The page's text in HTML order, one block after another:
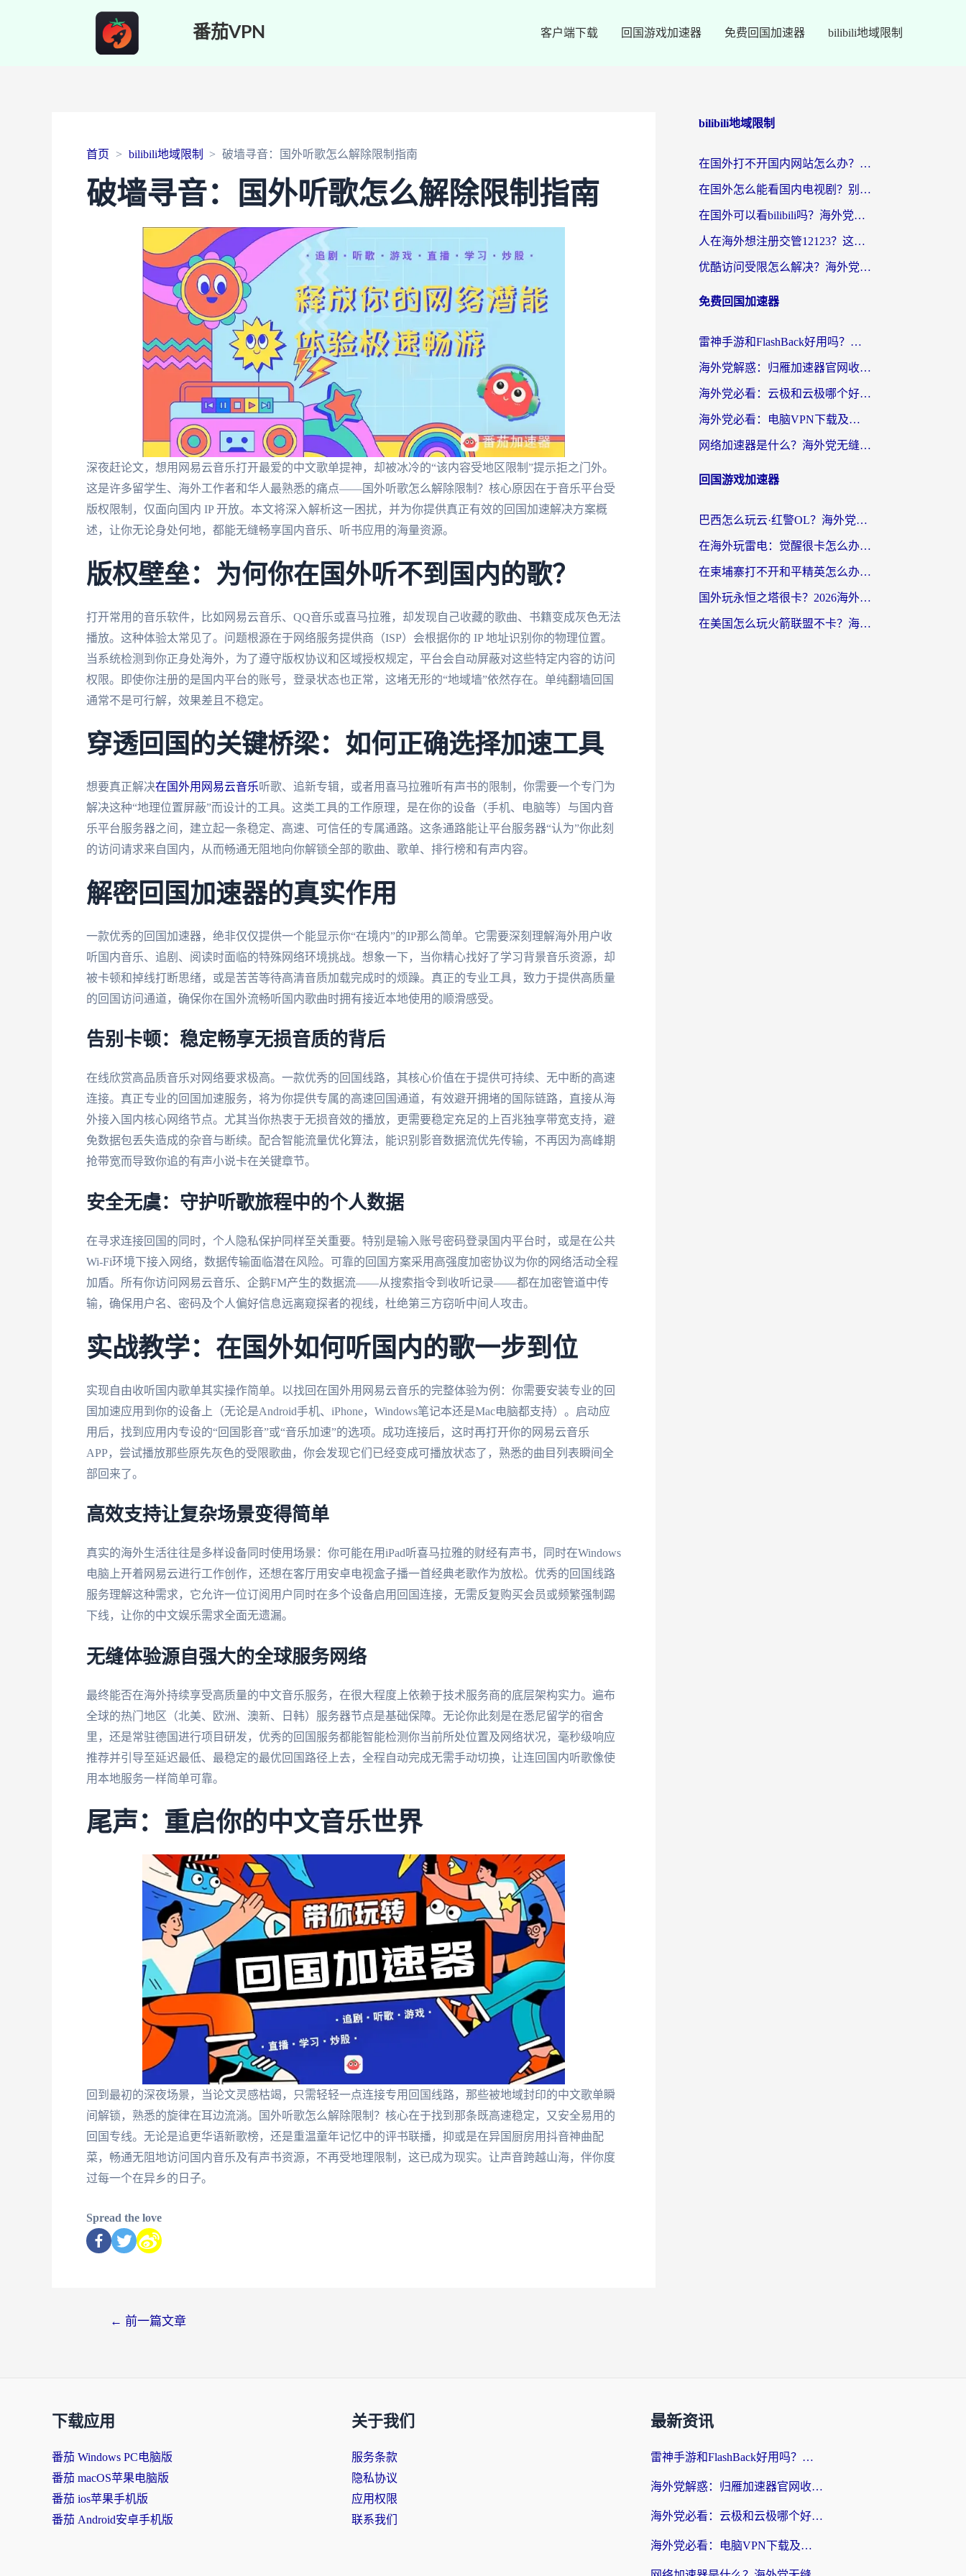
番茄VPN 客户端下载 回国游戏加速器 免费回国加速器 bilibili地域限制
首页 bilibili地域限制 破墙寻音：国外听歌怎么解除限制指南
破墙寻音：国外听歌怎么解除限制指南
深夜赶论文，想用网易云音乐打开最爱的中文歌单提神，却被冰冷的“该内容受地区限制”提示拒之门外。
这是许多留学生、海外工作者和华人最熟悉的痛点——国外听歌怎么解除限制？核心原因在于音乐平台受
版权限制，仅面向国内 IP 开放。本文将深入解析这一困扰，并为你提供真正有效的回国加速解决方案概
述，让你无论身处何地，都能无缝畅享国内音乐、听书应用的海量资源。
版权壁垒：为何你在国外听不到国内的歌？
打开常用的音乐软件，比如网易云音乐、QQ音乐或喜马拉雅，却发现自己收藏的歌曲、书籍变成灰色无法
播放。这种体验太常见了。问题根源在于网络服务提供商（ISP）会根据你的 IP 地址识别你的物理位置。
当系统检测到你正身处海外，为了遵守版权协议和区域授权规定，平台会自动屏蔽对这些特定内容的访问
权限。即使你注册的是国内平台的账号，登录状态也正常，这堵无形的“地域墙”依然存在。单纯翻墙回国
通常不是可行解，效果差且不稳定。
穿透回国的关键桥梁：如何正确选择加速工具
想要真正解决在国外用网易云音乐听歌、追新专辑，或者用喜马拉雅听有声书的限制，你需要一个专门为
解决这种“地理位置屏蔽”而设计的工具。这类工具的工作原理，是在你的设备（手机、电脑等）与国内音
乐平台服务器之间，建立起一条稳定、高速、可信任的专属通路。这条通路能让平台服务器“认为”你此刻
的访问请求来自国内，从而畅通无阻地向你解锁全部的歌曲、歌单、排行榜和有声内容。
解密回国加速器的真实作用
一款优秀的回国加速器，绝非仅仅提供一个能显示你“在境内”的IP那么简单。它需要深刻理解海外用户收
听国内音乐、追剧、阅读时面临的特殊网络环境挑战。想象一下，当你精心找好了学习背景音乐资源，却
被卡顿和掉线打断思绪，或是苦苦等待高清音质加载完成时的烦躁。真正的专业工具，致力于提供高质量
的回国访问通道，确保你在国外流畅听国内歌曲时拥有接近本地使用的顺滑感受。
告别卡顿：稳定畅享无损音质的背后
在线欣赏高品质音乐对网络要求极高。一款优秀的回国线路，其核心价值在于提供可持续、无中断的高速
连接。真正专业的回国加速服务，将为你提供专属的高速回国通道，有效避开拥堵的国际链路，直接从海
外接入国内核心网络节点。尤其当你热衷于无损音效的播放，更需要稳定充足的上百兆独享带宽支持，避
免数据包丢失造成的杂音与断续。配合智能流量优化算法，能识别影音数据流优先传输，不再因为高峰期
抢带宽而导致你追的有声小说卡在关键章节。
安全无虞：守护听歌旅程中的个人数据
在寻求连接回国的同时，个人隐私保护同样至关重要。特别是输入账号密码登录国内平台时，或是在公共
Wi-Fi环境下接入网络，数据传输面临潜在风险。可靠的回国方案采用高强度加密协议为你的网络活动全程
加盾。所有你访问网易云音乐、企鹅FM产生的数据流——从搜索指令到收听记录——都在加密管道中传
输，确保用户名、密码及个人偏好信息远离窥探者的视线，杜绝第三方窃听中间人攻击。
实战教学：在国外如何听国内的歌一步到位
实现自由收听国内歌单其实操作简单。以找回在国外用网易云音乐的完整体验为例：你需要安装专业的回
国加速应用到你的设备上（无论是Android手机、iPhone，Windows笔记本还是Mac电脑都支持）。启动应
用后，找到应用内专设的“回国影音”或“音乐加速”的选项。成功连接后，这时再打开你的网易云音乐
APP，尝试播放那些原先灰色的受限歌曲，你会发现它们已经变成可播放状态了，熟悉的曲目列表瞬间全
部回来了。
高效支持让复杂场景变得简单
真实的海外生活往往是多样设备同时使用场景：你可能在用iPad听喜马拉雅的财经有声书，同时在Windows
电脑上开着网易云进行工作创作，还想在客厅用安卓电视盒子播一首经典老歌作为放松。优秀的回国线路
服务理解这种需求，它允许一位订阅用户同时在多个设备启用回国连接，无需反复购买会员或频繁强制踢
下线，让你的中文娱乐需求全面无遗漏。
无缝体验源自强大的全球服务网络
最终能否在海外持续享受高质量的中文音乐服务，在很大程度上依赖于技术服务商的底层架构实力。遍布
全球的热门地区（北美、欧洲、澳新、日韩）服务器节点是基础保障。无论你此刻是在悉尼留学的宿舍
里，还是常驻德国进行项目研发，优秀的回国服务都能智能检测你当前所处位置及网络状况，毫秒级响应
推荐并引导至延迟最低、最稳定的最优回国路径上去，全程自动完成无需手动切换，让连回国内听歌像使
用本地服务一样简单可靠。
尾声：重启你的中文音乐世界
回到最初的深夜场景，当论文灵感枯竭，只需轻轻一点连接专用回国线路，那些被地域封印的中文歌单瞬
间解锁，熟悉的旋律在耳边流淌。国外听歌怎么解除限制？核心在于找到那条既高速稳定，又安全易用的
回国专线。无论是追更华语新歌榜，还是重温童年记忆中的评书联播，抑或是在异国厨房用抖音神曲配
菜，畅通无阻地访问国内音乐及有声书资源，不再受地理限制，这已成为现实。让声音跨越山海，伴你度
过每一个在异乡的日子。
Spread the love
← 前一篇文章
bilibili地域限制
在国外打不开国内网站怎么办？海外华人亲测的回国加速器选择指南
在国外怎么能看国内电视剧？别再踩坑！这篇给你真实解决方案
在国外可以看bilibili吗？海外党追剧看番的终极解决方案来了
人在海外想注册交管12123？这篇攻略帮你搞定（附回国加速神器）
优酷访问受限怎么解决？海外党亲测有效的回国加速方案
免费回国加速器
雷神手游和FlashBack好用吗？海外党亲测指南，避开破解版坑轻松访问国内资源
海外党解惑：归雁加速器官网收费吗？+3个回国加速问题的真实答案
海外党必看：云极和云极哪个好？3分钟选对回国加速器，无缝访问国内资源
海外党必看：电脑VPN下载及回国加速器选择指南——无缝访问国内资源不再难
网络加速器是什么？海外党无缝刷剧、看NBA的实用指南
回国游戏加速器
巴西怎么玩云·红警OL？海外党国服游戏加速终极攻略（附非洲逆水寒&天下山海低延迟技巧）
在海外玩雷电：觉醒很卡怎么办？2026终极指南帮你告别延迟与卡顿
在柬埔寨打不开和平精英怎么办？海外党必看的国服游戏加速终极指南
国外玩永恒之塔很卡？2026海外党国服游戏加速器终极指南（附街头篮球坦克世界实测）
在美国怎么玩火箭联盟不卡？海外玩家国服游戏加速终极指南（附明日方舟美版王者荣耀优化技巧）
下载应用
番茄 Windows PC电脑版
番茄 macOS苹果电脑版
番茄 ios苹果手机版
番茄 Android安卓手机版
关于我们
服务条款
隐私协议
应用权限
联系我们
最新资讯
雷神手游和FlashBack好用吗？海外党亲测指南，避开破解版坑轻松访问国内资源
海外党解惑：归雁加速器官网收费吗？+3个回国加速问题的真实答案
海外党必看：云极和云极哪个好？3分钟选对回国加速器，无缝访问国内资源
海外党必看：电脑VPN下载及回国加速器选择指南——无缝访问国内资源不再难